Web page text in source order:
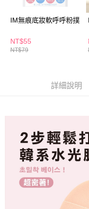
是否繳費成功／繳費後需取
https://
１．透過由恩沛科技股份有
易，需依本服務之必要範圍
３．未成年的使用者請事先
時審查核予不同之上限額度
５．嚴禁一人註冊多個帳號
恩沛科技股份有限公司將有
每筆NT$65，滿NT$490(
每筆NT$65，滿NT$490(
每筆NT$80，滿NT$290(
IM無痕底妝軟呼呼粉撲
NT$55
NT$79
詳細說明